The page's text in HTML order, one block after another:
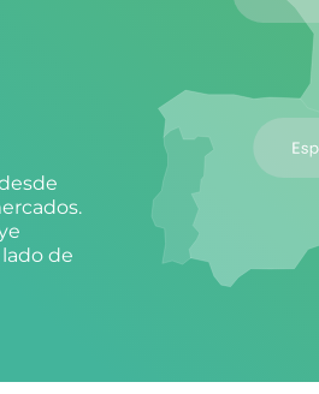
de